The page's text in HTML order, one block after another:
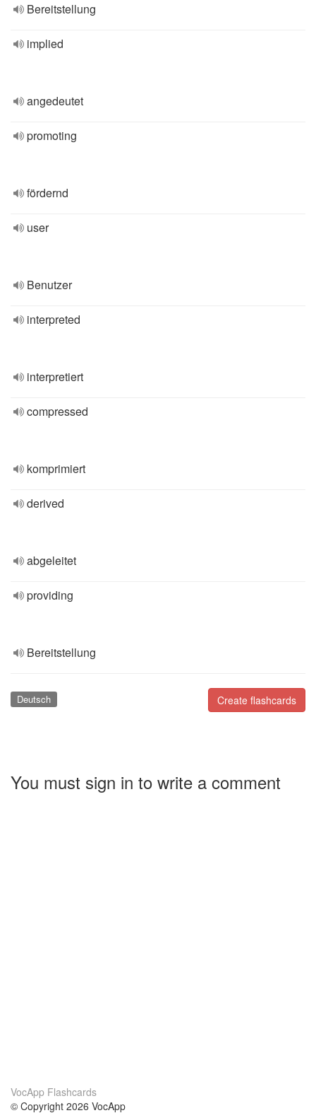
Bereitstellung
implied
angedeutet
promoting
fördernd
user
Benutzer
interpreted
interpretiert
compressed
komprimiert
derived
abgeleitet
providing
Bereitstellung
Create flashcards
Deutsch
You must sign in to write a comment
VocApp Flashcards
© Copyright 2026 VocApp